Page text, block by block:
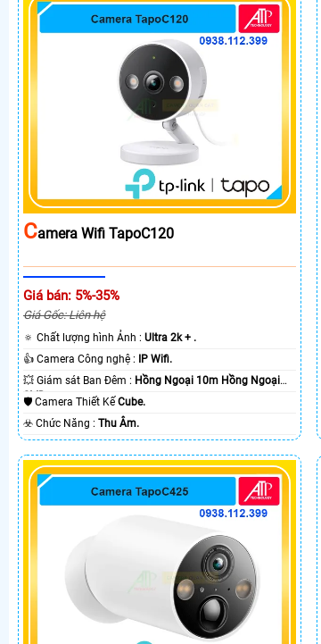
CAmera Wifi TapoC120
Giá bán: 5%-35%
Giá Gốc: Liên hệ
🔅 Chất lượng hình Ảnh : Ultra 2k + .
👍 Camera Công nghệ :
IP Wifi.
💥 Giám sát Ban Đêm : Hồng Ngoại 10m Hồng Ngoại
SMD.🛡 Camera Thiết Kế Cube.
️☣️ Chức Năng : Thu Âm.